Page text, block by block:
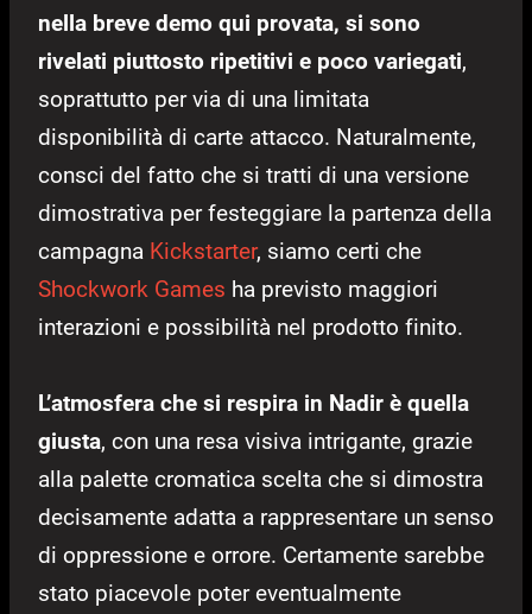
nella breve demo qui provata, si sono
rivelati piuttosto ripetitivi e poco variegati,
soprattutto per via di una limitata
disponibilità di carte attacco. Naturalmente,
consci del fatto che si tratti di una versione
dimostrativa per festeggiare la partenza della
campagna Kickstarter, siamo certi che
Shockwork Games ha previsto maggiori
interazioni e possibilità nel prodotto finito.
L’atmosfera che si respira in Nadir è quella
giusta, con una resa visiva intrigante, grazie
alla palette cromatica scelta che si dimostra
decisamente adatta a rappresentare un senso
di oppressione e orrore. Certamente sarebbe
stato piacevole poter eventualmente